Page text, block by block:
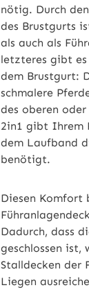
nötig. Durch
des Brustgurts
als auch als
letzteres gibt es
dem Brustgurt:
schmalere
des oberen
2in1 gibt Ihrem
dem Laufband
benötigt.
Diesen
Dadurch, dass
geschlossen ist,
Stalldecken der
Liegen